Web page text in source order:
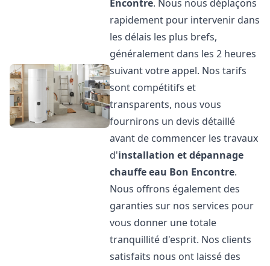
Encontre. Nous nous déplaçons
rapidement pour intervenir dans
les délais les plus brefs,
généralement dans les 2 heures
suivant votre appel. Nos tarifs
sont compétitifs et
transparents, nous vous
fournirons un devis détaillé
avant de commencer les travaux
d'installation et dépannage
chauffe eau Bon Encontre.
Nous offrons également des
garanties sur nos services pour
vous donner une totale
tranquillité d'esprit. Nos clients
satisfaits nous ont laissé des